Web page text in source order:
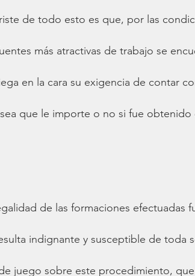
de todo esto es que, por las
más atractivas de trabajo se
en la cara su exigencia de contar
que le importe o no si fue obtenido
de las formaciones efectuadas
indignante y susceptible de toda
juego sobre este procedimiento,